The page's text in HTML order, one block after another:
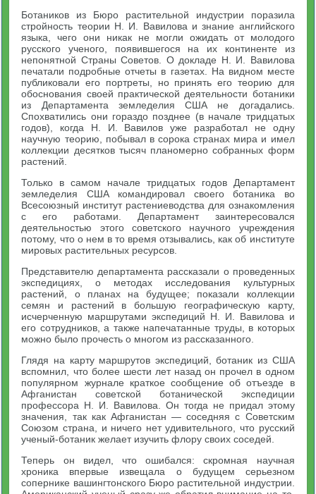
Ботаников из Бюро растительной индустрии поразила
стройность теории Н. И. Вавилова и знание английского
языка, чего они никак не могли ожидать от молодого
русского ученого, появившегося на их континенте из
непонятной Страны Советов. О докладе Н. И. Вавилова
печатали подробные отчеты в газетах. На видном месте
публиковали его портреты, но принять его теорию для
обоснования своей практической деятельности ботаники
из Департамента земледелия США не догадались.
Спохватились они гораздо позднее (в начале тридцатых
годов), когда Н. И. Вавилов уже разработал не одну
научную теорию, побывал в сорока странах мира и имел
коллекции десятков тысяч планомерно собранных форм
растений.
Только в самом начале тридцатых годов Департамент
земледелия США командировал своего ботаника во
Всесоюзный институт растениеводства для ознакомления
с его работами. Департамент заинтересовался
деятельностью этого советского научного учреждения
потому, что о нем в то время отзывались, как об институте
мировых растительных ресурсов.
Представителю департамента рассказали о проведенных
экспедициях, о методах исследования культурных
растений, о планах на будущее; показали коллекции
семян и растений в большую географическую карту,
исчерченную маршрутами экспедиций Н. И. Вавилова и
его сотрудников, а также напечатанные труды, в которых
можно было прочесть о многом из рассказанного.
Глядя на карту маршрутов экспедиций, ботаник из США
вспомнил, что более шести лет назад он прочел в одном
популярном журнале краткое сообщение об отъезде в
Афганистан советской ботанической экспедиции
профессора Н. И. Вавилова. Он тогда не придал этому
значения, так как Афганистан — соседняя с Советским
Союзом страна, и ничего нет удивительного, что русский
ученый-ботаник желает изучить флору своих соседей.
Теперь он видел, что ошибался: скромная научная
хроника впервые извещала о будущем серьезном
сопернике вашингтонского Бюро растительной индустрии.